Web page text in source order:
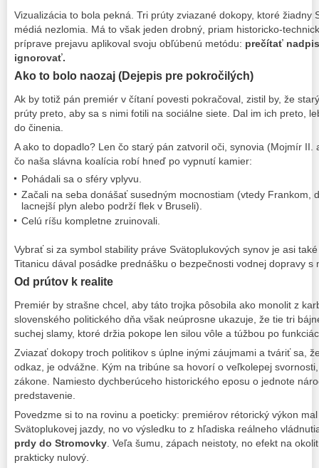
Vizualizácia to bola pekná. Tri prúty zviazané dokopy, ktoré žiadny
médiá nezlomia. Má to však jeden drobný, priam historicko-
príprave prejavu aplikoval svoju obľúbenú metódu: prečítať
ignorovať.
Ako to bolo naozaj (Dejepis pre pokročilých)
Ak by totiž pán premiér v čítaní povesti pokračoval, zistil by, že
prúty preto, aby sa s nimi fotili na sociálne siete. Dal im ich preto,
do činenia.
A ako to dopadlo? Len čo starý pán zatvoril oči, synovia (Mojmír II.
čo naša slávna koalícia robí hneď po vypnutí kamier:
Pohádali sa o sféry vplyvu.
Začali na seba donášať susedným mocnostiam (vtedy Frankom,
lacnejší plyn alebo podrží flek v Bruseli).
Celú ríšu kompletne zruinovali.
Vybrať si za symbol stability práve Svätoplukových synov je asi
Titanicu dával posádke prednášku o bezpečnosti vodnej dopravy s
Od prútov k realite
Premiér by strašne chcel, aby táto trojka pôsobila ako monolit z
slovenského politického dňa však neúprosne ukazuje, že tie tri
suchej slamy, ktoré držia pokope len silou vôle a túžbou po
Zviazať dokopy troch politikov s úplne inými záujmami a tváriť sa,
odkaz, je odvážne. Kým na tribúne sa hovorí o veľkolepej
zákone. Namiesto dychberúceho historického eposu o jednote
predstavenie.
Povedzme si to na rovinu a poeticky: premiérov rétorický výkon
Svätoplukovej jazdy, no vo výsledku to z hľadiska reálneho
prdy do Stromovky . Veľa šumu, zápach neistoty, no efekt na
prakticky nulový.